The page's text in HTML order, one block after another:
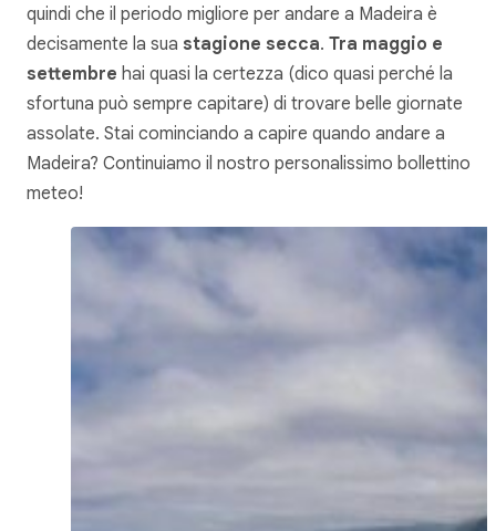
quindi che il periodo migliore per andare a Madeira è
decisamente la sua stagione secca. Tra maggio e
settembre hai quasi la certezza (dico quasi perché la
sfortuna può sempre capitare) di trovare belle giornate
assolate. Stai cominciando a capire quando andare a
Madeira? Continuiamo il nostro personalissimo bollettino
meteo!